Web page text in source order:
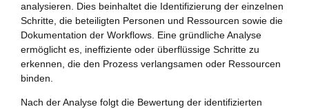
analysieren. Dies beinhaltet die Identifizierung der einzelnen
Schritte, die beteiligten Personen und Ressourcen sowie die
Dokumentation der Workflows. Eine gründliche Analyse
ermöglicht es, ineffiziente oder überflüssige Schritte zu
erkennen, die den Prozess verlangsamen oder Ressourcen
binden.
Nach der Analyse folgt die Bewertung der identifizierten